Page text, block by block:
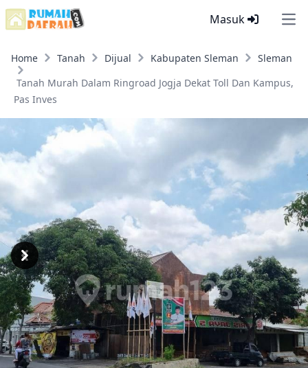
Masuk
Home Tanah Dijual Kabupaten Sleman
Sleman
Tanah Murah Dalam Ringroad Jogja Dekat Toll Dan Kampus,
Pas Inves
Previous
Next